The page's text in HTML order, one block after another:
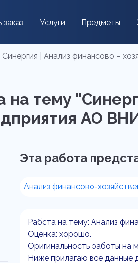
заказ Услуги Предметы
Синергия | Анализ финансово –
на тему
АО
Эта работа
Анализ финансово-
Работа на тему: Анализ
Оценка: хорошо.
Оригинальность работы на
Ниже прилагаю все данные